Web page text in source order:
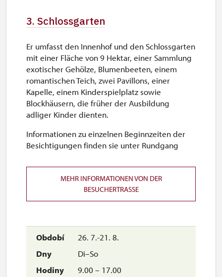
9.45 – 15.00
26. 10.-30. 10.
Mo–Fr
9.45 – 15.00
3. Schlossgarten
26. 7.-21. 8.
Di–So
9.00 – 17.00
Er umfasst den Innenhof und den Schlossgarten
mit einer Fläche von 9 Hektar, einer Sammlung
exotischer Gehölze, Blumenbeeten, einem
romantischen Teich, zwei Pavillons, einer
Kapelle, einem Kinderspielplatz sowie
Blockhäusern, die früher der Ausbildung
adliger Kinder dienten.
Informationen zu einzelnen Beginnzeiten der
Besichtigungen finden sie unter Rundgang
MEHR INFORMATIONEN VON DER
BESUCHERTRASSE